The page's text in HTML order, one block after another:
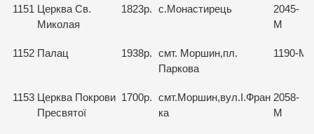
1151 Церква Св.
Миколая
1823р. с.Монастирець
2045-
М
1152 Палац 1938р.
смт. Моршин,пл.
Паркова
1190-М
1153 Церква Покрови
Пресвятої
1700р.
смт.Моршин,вул.І.Фран
ка
2058-
М